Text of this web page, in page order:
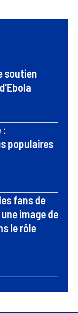
soutien
:
populaires
fans de
image de
le rôle